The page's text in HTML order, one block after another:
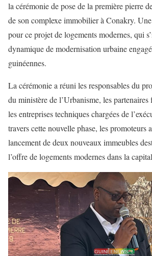
la cérémonie de pose de la première pierre
de son complexe immobilier à Conakry.
pour ce projet de logements modernes, qui
dynamique de modernisation urbaine
guinéennes.
La cérémonie a réuni les responsables du
du ministère de l’Urbanisme, les
les entreprises techniques chargées de
travers cette nouvelle phase, les promoteurs
lancement de deux nouveaux immeubles
l’offre de logements modernes dans la